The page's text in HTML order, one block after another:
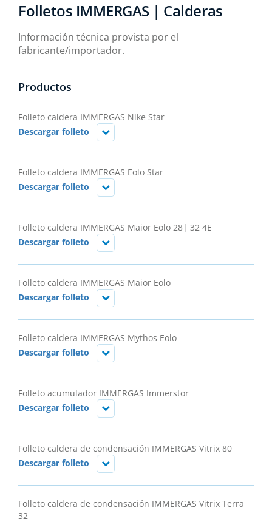
Folletos IMMERGAS | Calderas
Información técnica provista por el
fabricante/importador.
Productos
Folleto caldera IMMERGAS Nike Star
Descargar folleto
Folleto caldera IMMERGAS Eolo Star
Descargar folleto
Folleto caldera IMMERGAS Maior Eolo 28| 32 4E
Descargar folleto
Folleto caldera IMMERGAS Maior Eolo
Descargar folleto
Folleto caldera IMMERGAS Mythos Eolo
Descargar folleto
Folleto acumulador IMMERGAS Immerstor
Descargar folleto
Folleto caldera de condensación IMMERGAS Vitrix 80
Descargar folleto
Folleto caldera de condensación IMMERGAS Vitrix Terra
32